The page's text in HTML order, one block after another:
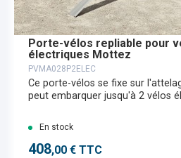
Porte-vélos repliable pour
électriques Mottez
PVMA028P2ELEC
Ce porte-vélos se fixe sur
peut embarquer jusqu'à 2 vélos
En stock
408,00 € TTC